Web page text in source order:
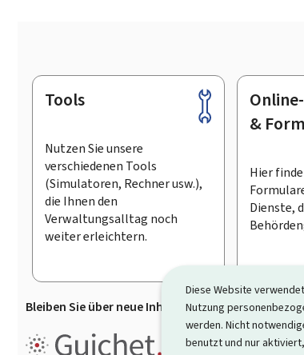
Diese Website
Nutzung
werden. Nicht
benutzt und nur
Footer
Tools
Nutzen Sie unsere
verschiedenen Tools
(Simulatoren, Rechner usw.),
die Ihnen den
Verwaltungsalltag noch
weiter erleichtern.
&
Hier
Dienste,
Bleiben Sie über neue Inhalte auf Guichet.lu
Guichet.lu ist ein